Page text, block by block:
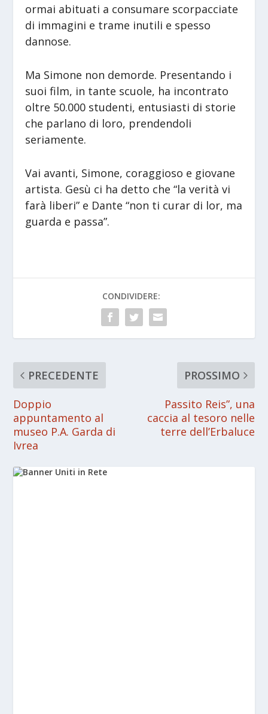
ormai abituati a consumare scorpacciate
di immagini e trame inutili e spesso
dannose.
Ma Simone non demorde. Presentando i
suoi film, in tante scuole, ha incontrato
oltre 50.000 studenti, entusiasti di storie
che parlano di loro, prendendoli
seriamente.
Vai avanti, Simone, coraggioso e giovane
artista. Gesù ci ha detto che “la verità vi
farà liberi” e Dante “non ti curar di lor, ma
guarda e passa”.
CONDIVIDERE:
PRECEDENTE
Doppio
appuntamento al
museo P.A. Garda di
Ivrea
PROSSIMO
Passito Reis”, una
caccia al tesoro nelle
terre dell’Erbaluce